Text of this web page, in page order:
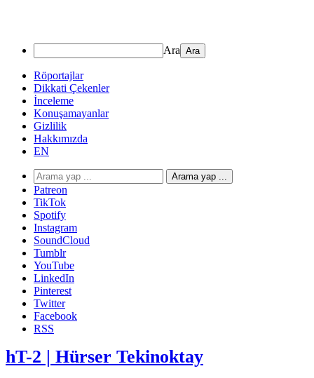
Ara
Röportajlar
Dikkati Çekenler
İnceleme
Konuşamayanlar
Gizlilik
Hakkımızda
EN
Arama yap ...
Patreon
TikTok
Spotify
Instagram
SoundCloud
Tumblr
YouTube
LinkedIn
Pinterest
Twitter
Facebook
RSS
hT-2 | Hürser Tekinoktay